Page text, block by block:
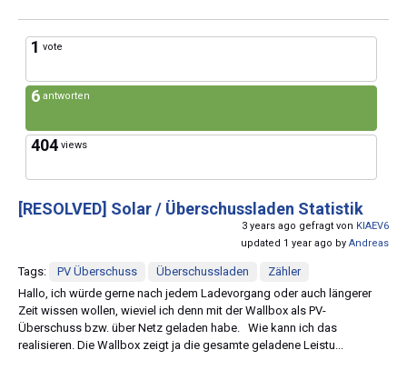
1 vote
6 antworten
404 views
[RESOLVED] Solar / Überschussladen Statistik
3 years ago gefragt von KIAEV6
updated 1 year ago by Andreas
Tags: PV Überschuss Überschussladen
Zähler
Hallo, ich würde gerne nach jedem Ladevorgang oder auch längerer
Zeit wissen wollen, wieviel ich denn mit der Wallbox als PV-
Überschuss bzw. über Netz geladen habe. Wie kann ich das
realisieren. Die Wallbox zeigt ja die gesamte geladene Leistu...